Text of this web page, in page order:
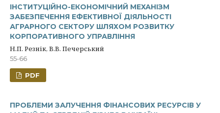
ІНСТИТУЦІЙНО-ЕКОНОМІЧНИЙ МЕХАНІЗМ
ЗАБЕЗПЕЧЕННЯ ЕФЕКТИВНОЇ ДІЯЛЬНОСТІ
АГРАРНОГО СЕКТОРУ ШЛЯХОМ РОЗВИТКУ
КОРПОРАТИВНОГО УПРАВЛІННЯ
Н.П. Резнік, В.В. Печерський
55-66
PDF
ПРОБЛЕМИ ЗАЛУЧЕННЯ ФІНАНСОВИХ РЕСУРСІВ У